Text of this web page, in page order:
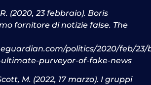
(2020, 23 febbraio). Boris
fornitore di notizie false. The
politics/2020/feb/23/
purveyor-of-fake-news
M. (2022, 17 marzo). I gruppi